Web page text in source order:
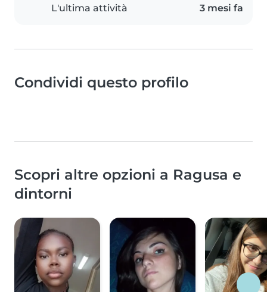
L'ultima attività 3 mesi fa
Condividi questo profilo
Scopri altre opzioni a Ragusa e
dintorni